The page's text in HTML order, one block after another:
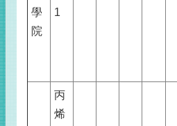
學
院
1
丙
烯